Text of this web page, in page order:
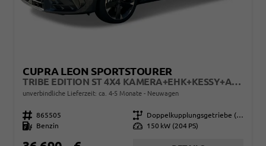
CUPRA LEON SPORTSTOURER
TRIBE EDITION ST 4X4 KAMERA+EHK+KESSY+ACC+SHZ+19" ALU+LED
unverbindliche Lieferzeit: ca. 4-5 Monate Neuwagen
Fahrzeugnr. 865505 Getriebe
Doppelkupplungsgetriebe (DSG)
Kraftstoff
Benzin Leistung 150 kW (204 PS)